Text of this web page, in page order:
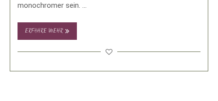
monochromer sein. …
ERFAHRE MEHR